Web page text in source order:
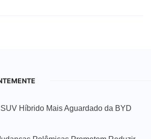
Híbrido Mais Aguardado da BYD